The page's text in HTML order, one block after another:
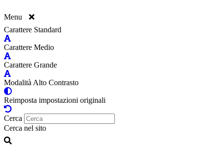
Menu
Carattere Standard
Carattere Medio
Carattere Grande
Modalità Alto Contrasto
Reimposta impostazioni originali
Cerca
Cerca nel sito